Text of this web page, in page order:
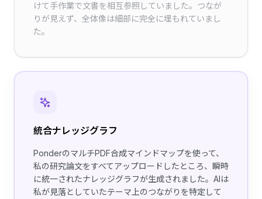
けて手作業で文書を相互参照していました。つなが
りが見えず、全体像は細部に完全に埋もれていまし
た。
統合ナレッジグラフ
PonderのマルチPDF合成マインドマップを使って、
私の研究論文をすべてアップロードしたところ、瞬時
に統一されたナレッジグラフが生成されました。AIは
私が見落としていたテーマ上のつながりを特定して